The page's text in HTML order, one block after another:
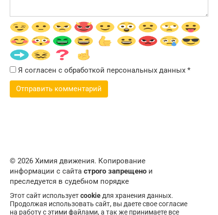
Я согласен с обработкой персональных данных *
© 2026 Химия движения. Копирование
информации с сайта строго запрещено и
преследуется в судебном порядке
Этот сайт используетcookie для хранения данных.
Продолжая использовать сайт, вы даете свое согласие
на работу с этими файлами, а так же принимаете все